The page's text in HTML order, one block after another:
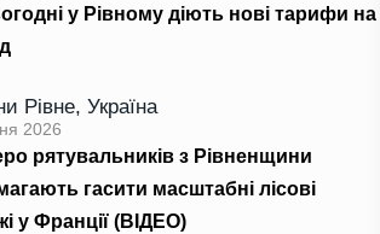
у Рівному діють нові тарифи на
Рівне, Україна
2026
рятувальників з Рівненщини
гасити масштабні лісові
у Франції (ВІДЕО)